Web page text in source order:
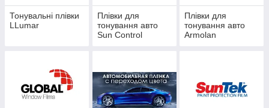
Величезний вибір плівок для тонування автомобілів ― це
кілька питань:
Тонування автомобілівє «профілактикою»
аварійних ситуацій. Яскраве світло не сліпить Вам очі,
Тонувальні плівки
LLumar
Плівки для
тонування авто
Sun Control
Плівки для
тонування авто
Armolan